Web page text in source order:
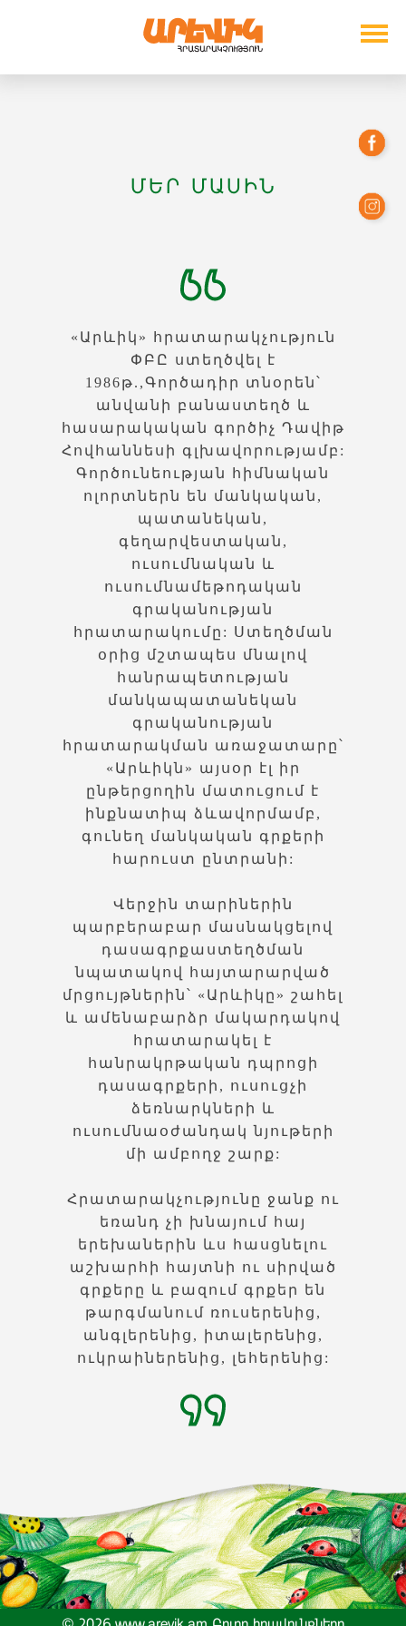
ՄԵՐ ՄԱՍԻՆ
«Արևիկ» հրատարակչություն
ՓԲԸ ստեղծվել է
1986թ.,Գործադիր տնօրեն՝
անվանի բանաստեղծ և
հասարակական գործիչ Դավիթ
Հովհաննեսի գլխավորությամբ:
Գործունեության հիմնական
ոլորտներն են մանկական,
պատանեկան,
գեղարվեստական,
ուսումնական և
ուսումնամեթոդական
գրականության
հրատարակումը: Ստեղծման
օրից մշտապես մնալով
հանրապետության
մանկապատանեկան
գրականության
հրատարակման առաջատարը՝
«Արևիկն» այսօր էլ իր
ընթերցողին մատուցում է
ինքնատիպ ձևավորմամբ,
գունեղ մանկական գրքերի
հարուստ ընտրանի:
Վերջին տարիներին
պարբերաբար մասնակցելով
դասագրքաստեղծման
նպատակով հայտարարված
մրցույթներին՝ «Արևիկը» շահել
և ամենաբարձր մակարդակով
հրատարակել է
հանրակրթական դպրոցի
դասագրքերի, ուսուցչի
ձեռնարկների և
ուսումնաօժանդակ նյութերի
մի ամբողջ շարք:
Հրատարակչությունը ջանք ու
եռանդ չի խնայում հայ
երեխաներին ևս հասցնելու
աշխարհի հայտնի ու սիրված
գրքերը և բազում գրքեր են
թարգմանում ռուսերենից,
անգլերենից, իտալերենից,
ուկրաիներենից, լեհերենից: